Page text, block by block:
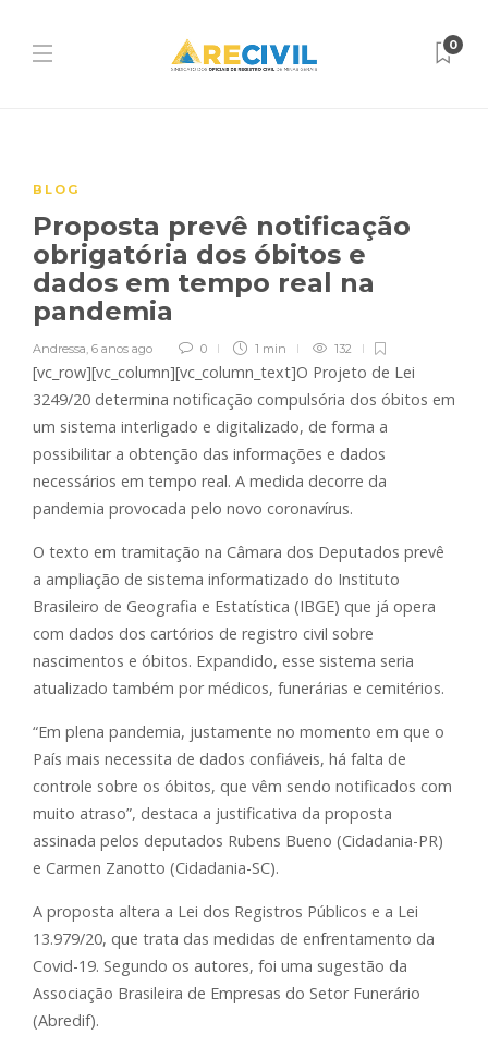
0
BLOG
Proposta prevê notificação
obrigatória dos óbitos e
dados em tempo real na
pandemia
Andressa, 6 anos ago 0 1 min 132
[vc_row][vc_column][vc_column_text]O Projeto de Lei
3249/20 determina notificação compulsória dos óbitos em
um sistema interligado e digitalizado, de forma a
possibilitar a obtenção das informações e dados
necessários em tempo real. A medida decorre da
pandemia provocada pelo novo coronavírus.
O texto em tramitação na Câmara dos Deputados prevê
a ampliação de sistema informatizado do Instituto
Brasileiro de Geografia e Estatística (IBGE) que já opera
com dados dos cartórios de registro civil sobre
nascimentos e óbitos. Expandido, esse sistema seria
atualizado também por médicos, funerárias e cemitérios.
“Em plena pandemia, justamente no momento em que o
País mais necessita de dados confiáveis, há falta de
controle sobre os óbitos, que vêm sendo notificados com
muito atraso”, destaca a justificativa da proposta
assinada pelos deputados Rubens Bueno (Cidadania-PR)
e Carmen Zanotto (Cidadania-SC).
A proposta altera a Lei dos Registros Públicos e a Lei
13.979/20, que trata das medidas de enfrentamento da
Covid-19. Segundo os autores, foi uma sugestão da
Associação Brasileira de Empresas do Setor Funerário
(Abredif).